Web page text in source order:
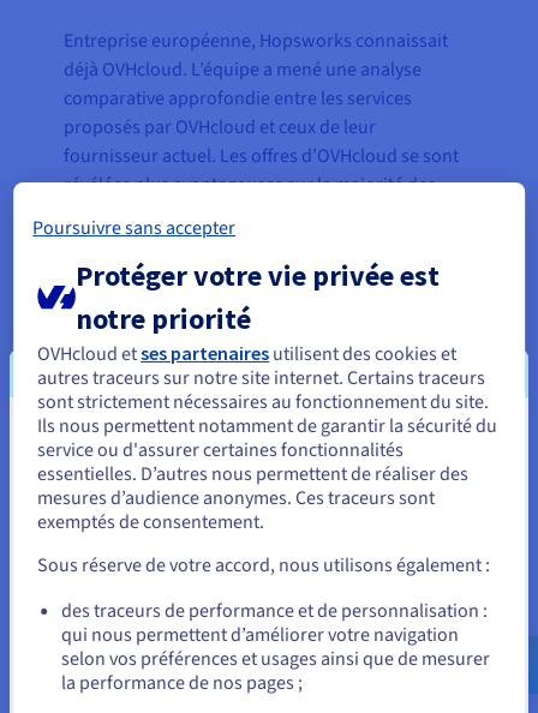
Entreprise européenne, Hopsworks connaissait
déjà OVHcloud. L’équipe a mené une analyse
comparative approfondie entre les services
proposés par OVHcloud et ceux de leur
fournisseur actuel. Les offres d’OVHcloud se sont
révélées plus avantageuses sur la majorité des
inférieur.
L’équipe a donc lancé la migration de sa
plateforme serverless vers l’environnement
Cloudd’OVHcloud, en s’appuyant notamment sur
la solutionObject Storagecompatible S3. Elle a
également intégré leStartup Program
d’OVHcloud
, qui lui a permis de bénéficier d’un
accompagnement technique et commercial
renforcé.
Vous semblez être localisé en États-
Unis.
Pour commander, rendez-vous sur le site de votre pays (États-
Allez sur le site États-Unis
us.ovhcloud.com/
Anglais USD - $
ou
Poursuivre sans accepter
Protéger votre vie privée est
notre priorité
OVHcloud etses partenaires utilisent des cookies et
autres traceurs sur notre site internet. Certains traceurs
sont strictement nécessaires au fonctionnement du site.
Ils nous permettent notamment de garantir la sécurité du
service ou d'assurer certaines fonctionnalités
essentielles. D’autres nous permettent de réaliser des
mesures d’audience anonymes. Ces traceurs sont
exemptés de consentement.
Sous réserve de votre accord, nous utilisons également :
des traceurs de performance et de personnalisation :
qui nous permettent d’améliorer votre navigation
selon vos préférences et usages ainsi que de mesurer
la performance de nos pages ;